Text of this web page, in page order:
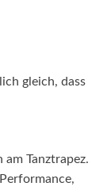
gleich, dass
am Tanztrapez.